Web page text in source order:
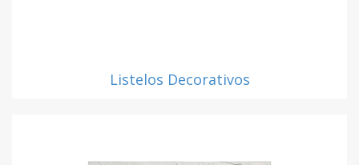
Listelos Decorativos